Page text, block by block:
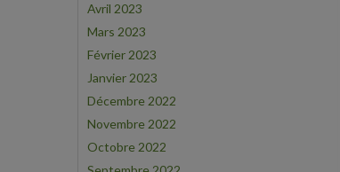
Avril 2023
Mars 2023
Février 2023
Janvier 2023
Décembre 2022
Novembre 2022
Octobre 2022